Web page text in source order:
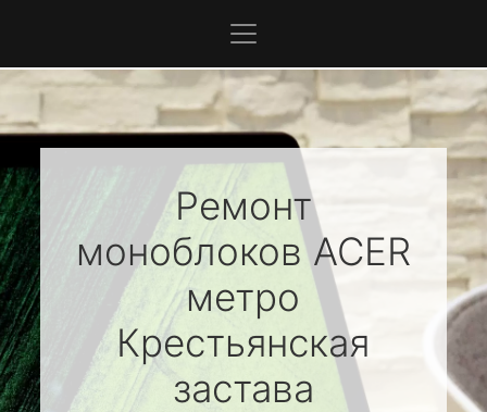
Ремонт
моноблоковACER
метро
Крестьянская
застава